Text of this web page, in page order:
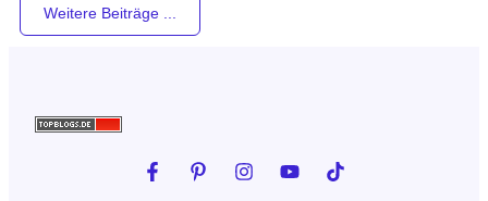
Weitere Beiträge ...